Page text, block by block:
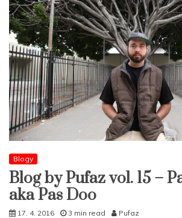
Blogy
Blog by Pufaz vol. 15 –
aka Pas Doo
17. 4. 2016 3 min read Pufaz